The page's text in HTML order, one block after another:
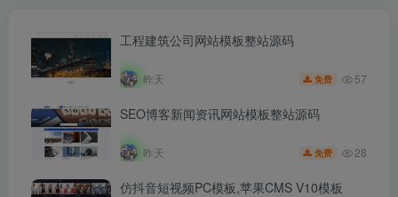
工程建筑公司网站模板整站源码
昨天 免费 57
SEO博客新闻资讯网站模板整站源码
昨天 免费 28
仿抖音短视频PC模板,苹果CMS V10模板